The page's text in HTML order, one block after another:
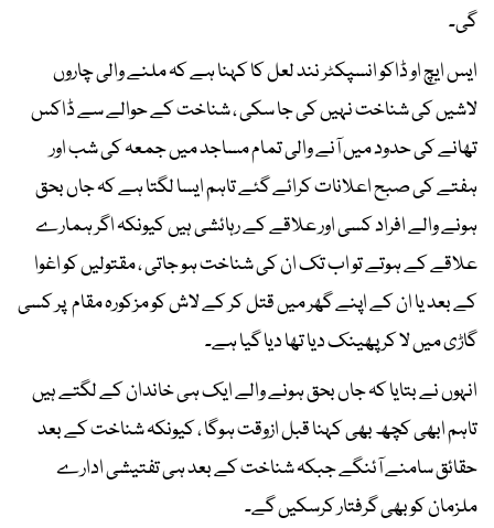
گی۔
ایس ایچ او ڈاکو انسپکٹر نند لعل کا کہنا ہے کہ ملنے والی چاروں
لاشیں کی شناخت نہیں کی جا سکی ، شناخت کے حوالے سے ڈاکس
تھانے کی حدود میں آنے والی تمام مساجد میں جمعہ کی شب اور
ہفتے کی صبح اعلانات کرائے گئے تاہم ایسا لگتا ہے کہ جاں بحق
ہونے والے افراد کسی اور علاقے کے رہائشی ہیں کیونکہ اگر ہمارے
علاقے کے ہوتے تو اب تک ان کی شناخت ہو جاتی ، مقتولیں کو اغوا
کے بعد یا ان کے اپنے گھر میں قتل کر کے لاش کو مزکورہ مقام پر کسی
گاڑی میں لا کر پھینک دیا تھا دیا گیا ہے۔
انہوں نے بتایا کہ جاں بحق ہونے والے ایک ہی خاندان کے لگتے ہیں
تاہم ابھی کچھ بھی کہنا قبل ازوقت ہوگا ، کیونکہ شناخت کے بعد
حقائق سامنے آئنگے جبکہ شناخت کے بعد ہی تفتیشی ادارے
ملزمان کو بھی گرفتار کرسکیں گے۔